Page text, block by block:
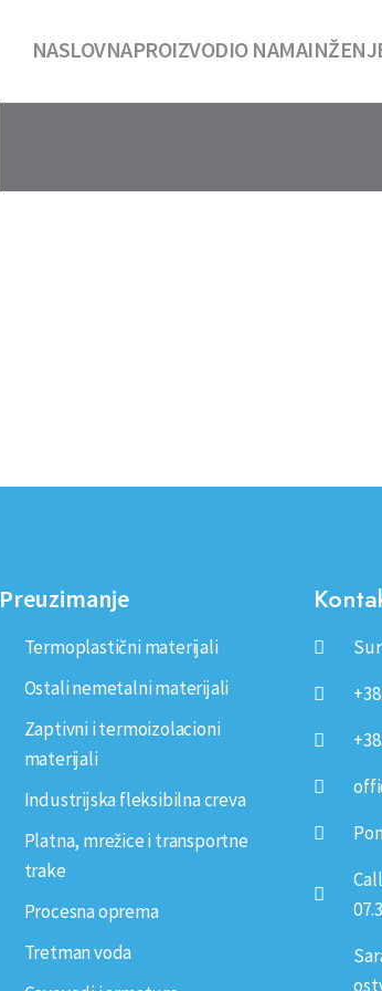
NASLOVNAPROIZVODIO NAMA
Preuzimanje
Termoplastični materijali
Ostali nemetalni materijali
Zaptivni i termoizolacioni
materijali
Industrijska fleksibilna creva
Platna, mrežice i transportne
trake
Procesna oprema
Tretman voda